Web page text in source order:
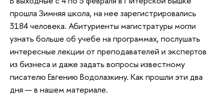
прошла Зимняя школа, на нее зарегистрировались
3184 человека. Абитуриенты магистратуры могли
узнать больше об учебе на программах, послушать
интересные лекции от преподавателей и экспертов
из бизнеса и даже задать вопросы известному
писателю Евгению Водолазкину. Как прошли эти два
дня — в нашем материале.